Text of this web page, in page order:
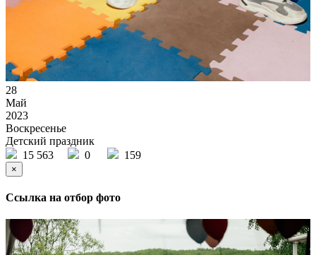
28
Май
2023
Воскресенье
Детский праздник
15 563
0 159
×
Ссылка на отбор фото